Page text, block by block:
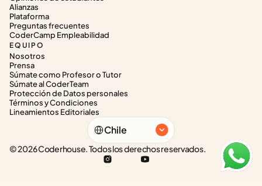
Alianzas
Plataforma
Preguntas frecuentes
CoderCamp Empleabilidad
EQUIPO
Nosotros
Prensa
Súmate como Profesor o Tutor
Súmate al CoderTeam
Protección de Datos personales
Términos y Condiciones
Lineamientos Editoriales
Select Language
Chile
© 2026 Coderhouse. Todos los derechos reservados.